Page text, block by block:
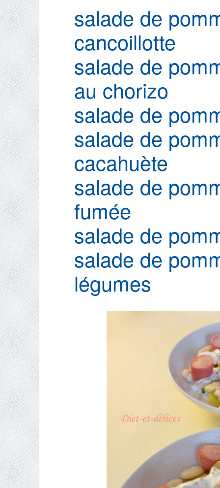
salade de
cancoillotte
salade de
au chorizo
salade de
salade de
cacahuète
salade de
fumée
salade de
salade de
légumes